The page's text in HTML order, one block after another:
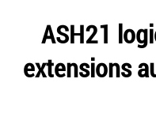
ASH21
extensions